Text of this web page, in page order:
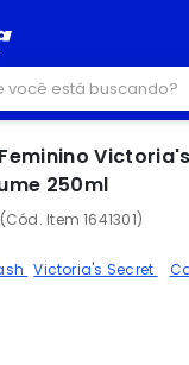
250ml
(Cód. Item 1641301)
Victoria's Secret